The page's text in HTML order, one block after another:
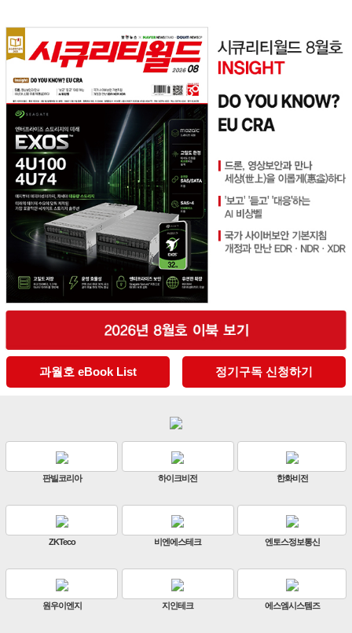
과월호 eBook List 정기구독 신청하기
판빌코리아 하이크비전 한화비전
ZKTeco 비엔에스테크 엔토스정보통신
원우이엔지 지인테크 에스엠시스템즈